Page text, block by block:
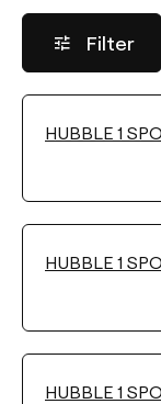
Filter
Wählen
HUBBLE 1
HUBBLE 1
HUBBLE 1